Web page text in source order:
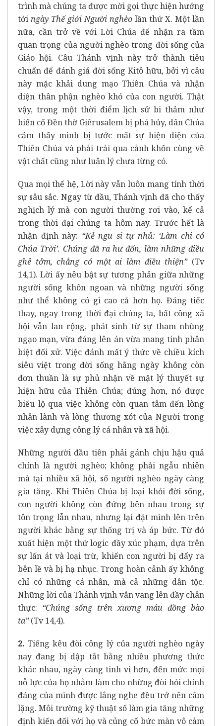
trình mà chúng ta được mời gọi thực hiện hướng
tới ngày Thế giới Người nghèo lần thứ X. Một lần
nữa, cần trở về với Lời Chúa để nhận ra tầm
quan trọng của người nghèo trong đời sống của
Giáo hội. Câu Thánh vịnh này trở thành tiêu
chuẩn để đánh giá đời sống Kitô hữu, bởi vì câu
này mặc khải dung mạo Thiên Chúa và nhận
diện thân phận nghèo khó của con người. Thật
vậy, trong một thời điểm lịch sử bi thảm như
biến cố Đền thờ Giêrusalem bị phá hủy, dân Chúa
cảm thấy mình bị tước mất sự hiện diện của
Thiên Chúa và phải trải qua cảnh khốn cùng về
vật chất cũng như luân lý chưa từng có.
Qua mọi thế hệ, Lời này vẫn luôn mang tính thời
sự sâu sắc. Ngay từ đầu, Thánh vịnh đã cho thấy
nghịch lý mà con người thường rơi vào, kể cả
trong thời đại chúng ta hôm nay. Trước hết là
nhận định này: “Kẻ ngu si tự nhủ: ‘Làm chi có
Chúa Trời’. Chúng đã ra hư đốn, làm những điều
ghê tởm, chẳng có một ai làm điều thiện”(Tv
14,1). Lời ấy nêu bật sự tương phản giữa những
người sống khôn ngoan và những người sống
như thể không có gì cao cả hơn họ. Đáng tiếc
thay, ngay trong thời đại chúng ta, bất công xã
hội vẫn lan rộng, phát sinh từ sự tham nhũng
ngạo mạn, vừa đáng lên án vừa mang tính phân
biệt đối xử. Việc đánh mất ý thức về chiều kích
siêu việt trong đời sống hằng ngày không còn
đơn thuần là sự phủ nhận về mặt lý thuyết sự
hiện hữu của Thiên Chúa; đúng hơn, nó được
biểu lộ qua việc không còn quan tâm đến lòng
nhân lành và lòng thương xót của Người trong
việc xây dựng công lý cá nhân và xã hội.
Những người đầu tiên phải gánh chịu hậu quả
chính là người nghèo; không phải ngẫu nhiên
mà tại nhiều xã hội, số người nghèo ngày càng
gia tăng. Khi Thiên Chúa bị loại khỏi đời sống,
con người không còn đứng bên nhau trong sự
tôn trọng lẫn nhau, nhưng lại đặt mình lên trên
người khác bằng sự thống trị và áp bức. Từ đó
xuất hiện một thứ logic đầy xúc phạm, dựa trên
sự lấn át và loại trừ, khiến con người bị đẩy ra
bên lề và bị hạ nhục. Trong hoàn cảnh ấy không
chỉ có những cá nhân, mà cả những dân tộc.
Những lời của Thánh vịnh vẫn vang lên đầy chân
thực: “Chúng sống trên xương máu đồng bào
ta”(Tv 14,4).
2. Tiếng kêu đòi công lý của người nghèo ngày
nay đang bị dập tắt bằng nhiều phương thức
khác nhau, ngày càng tinh vi hơn, đến mức mọi
nỗ lực của họ nhằm làm cho những đòi hỏi chính
đáng của mình được lắng nghe đều trở nên câm
lặng. Môi trường kỹ thuật số làm gia tăng những
định kiến đối với họ và củng cố bức màn vô cảm